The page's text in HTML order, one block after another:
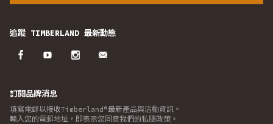
追蹤 TIMBERLAND 最新動態
訂閱品牌消息
填寫電郵以接收Timberland®最新產品與活動資訊。
輸入您的電郵地址，即表示您同意我們的私隱政策。